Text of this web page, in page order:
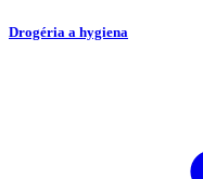
Drogéria a hygiena